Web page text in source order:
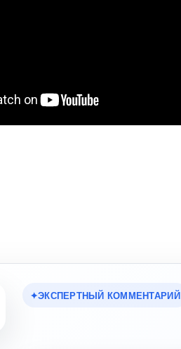
ЭКСПЕРТНЫЙ КОММЕНТАРИЙ